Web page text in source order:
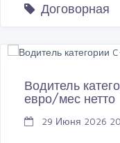
Договорная
Водитель
евро/мес нетто
29 Июня 2026